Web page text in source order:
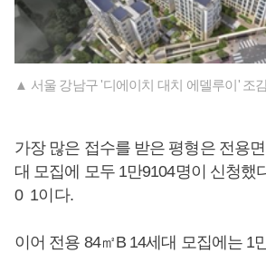
▲ 서울 강남구 '디에이치 대치 에델루이' 조
가장 많은 접수를 받은 평형은 전용면
대 모집에 모두 1만9104명이 신청했
0 1이다.
이어 전용 84㎡B 14세대 모집에는 1